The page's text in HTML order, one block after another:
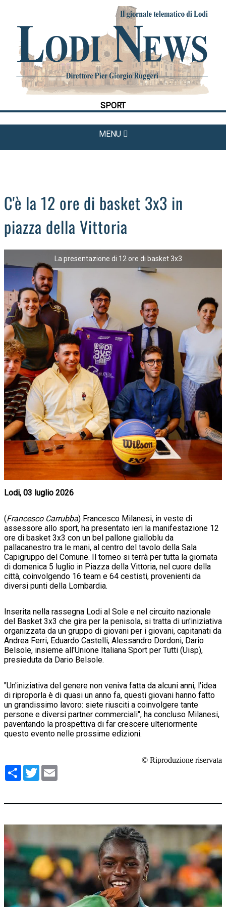
SPORT
MENU
HOME
CRONACA
POLITICA
LA FOTO
METEO
CULTURA
LA PIAZZA
ANIMALI
NECROLOGI
C'è la 12 ore di basket 3x3 in
piazza della Vittoria
La presentazione di 12 ore di basket 3x3
Lodi, 03 luglio 2026
(Francesco Carrubba) Francesco Milanesi, in veste di
assessore allo sport, ha presentato ieri la manifestazione 12
ore di basket 3x3 con un bel pallone gialloblu da
pallacanestro tra le mani, al centro del tavolo della Sala
Capigruppo del Comune. Il torneo si terrà per tutta la giornata
di domenica 5 luglio in Piazza della Vittoria, nel cuore della
città, coinvolgendo 16 team e 64 cestisti, provenienti da
diversi punti della Lombardia.
Inserita nella rassegna Lodi al Sole e nel circuito nazionale
del Basket 3x3 che gira per la penisola, si tratta di un'iniziativa
organizzata da un gruppo di giovani per i giovani, capitanati da
Andrea Ferri, Eduardo Castelli, Alessandro Dordoni, Dario
Belsole, insieme all'Unione Italiana Sport per Tutti (Uisp),
presieduta da Dario Belsole.
"Un'iniziativa del genere non veniva fatta da alcuni anni, l'idea
di riproporla è di quasi un anno fa, questi giovani hanno fatto
un grandissimo lavoro: siete riusciti a coinvolgere tante
persone e diversi partner commerciali", ha concluso Milanesi,
paventando la prospettiva di far crescere ulteriormente
questo evento nelle prossime edizioni.
© Riproduzione riservata
Condividi
Twitter